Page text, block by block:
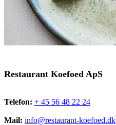
Restaurant Koefoed ApS
Telefon: + 45 56 48 22 24
Mail: info@restaurant-koefoed.dk